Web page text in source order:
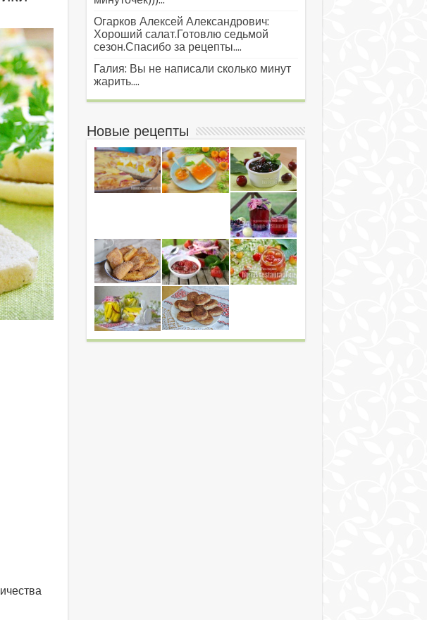
Огарков Алексей Александрович:
Хороший салат.Готовлю седьмой
сезон.Спасибо за рецепты....
Галия: Вы не написали сколько минут
жарить....
Новые рецепты